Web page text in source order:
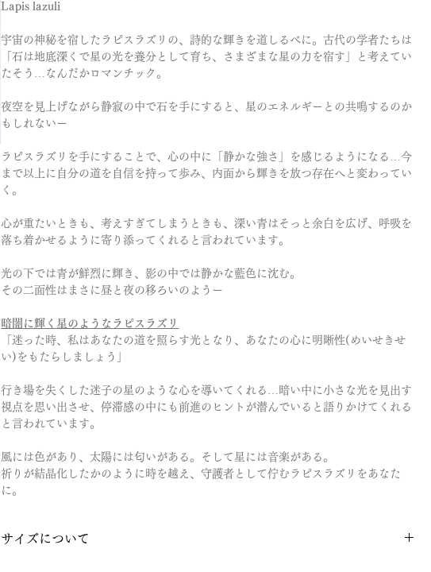
Lapis lazuli
宇宙の神秘を宿したラピスラズリの、詩的な輝きを道しるべに。古代の学者たちは
「石は地底深くで星の光を養分として育ち、さまざまな星の力を宿す」と考えてい
たそう…なんだかロマンチック。
夜空を見上げながら静寂の中で石を手にすると、星のエネルギーとの共鳴するのか
もしれないー
ラピスラズリを手にすることで、心の中に「静かな強さ」を感じるようになる…今
まで以上に自分の道を自信を持って歩み、内面から輝きを放つ存在へと変わってい
く。
心が重たいときも、考えすぎてしまうときも、深い青はそっと余白を広げ、呼吸を
落ち着かせるように寄り添ってくれると言われています。
光の下では青が鮮烈に輝き、影の中では静かな藍色に沈む。
その二面性はまさに昼と夜の移ろいのようー
暗闇に輝く星のようなラピスラズリ
「迷った時、私はあなたの道を照らす光となり、あなたの心に明晰性(めいせきせ
い)をもたらしましょう」
行き場を失くした迷子の星のような心を導いてくれる…暗い中に小さな光を見出す
視点を思い出させ、停滞感の中にも前進のヒントが潜んでいると語りかけてくれる
と言われています。
風には色があり、太陽には匂いがある。そして星には音楽がある。
祈りが結晶化したかのように時を越え、守護者として佇むラピスラズリをあなた
に。
サイズについて